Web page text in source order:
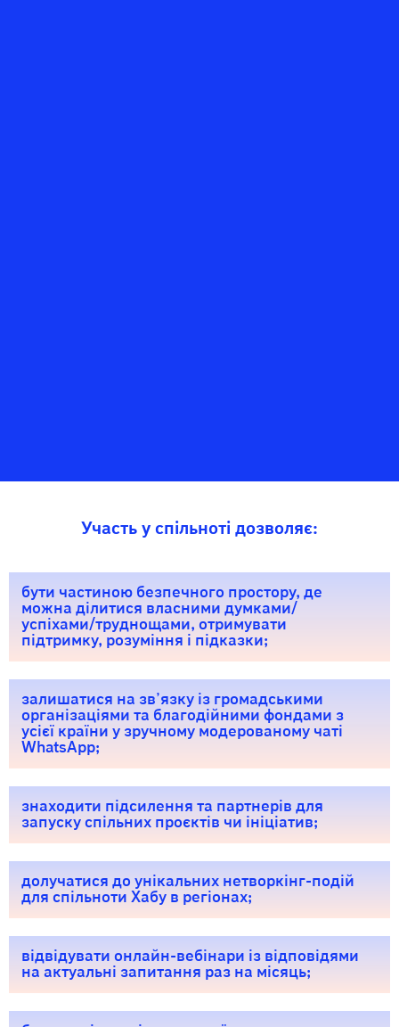
Участь у спільноті дозволяє:
бути частиною безпечного простору, де
можна ділитися власними думками/
успіхами/труднощами, отримувати
підтримку, розуміння і підказки;
залишатися на звʼязку із громадськими
організаціями та благодійними фондами з
усієї країни у зручному модерованому чаті
WhatsApp;​
знаходити підсилення та партнерів для
запуску спільних проєктів чи ініціатив;
долучатися до унікальних нетворкінг-подій
для спільноти Хабу в регіонах;
відвідувати онлайн-вебінари із відповідями
на актуальні запитання раз на місяць;